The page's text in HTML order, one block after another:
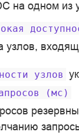
на одном из
узлов,
узлов
(мс)